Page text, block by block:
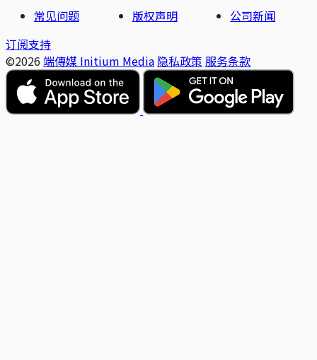
常见问题
版权声明
公司新闻
订阅支持
©2026 端傳媒 Initium Media 隐私政策 服务条款